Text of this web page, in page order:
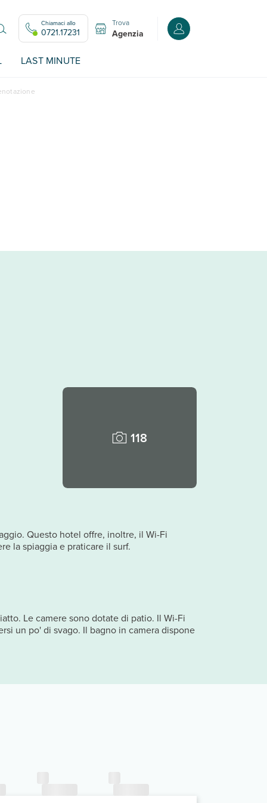
Chiamaci allo
0721.17231
Trova
Agenzia Accedi o registrati
LAST MINUTE
118
Questo hotel offre, inoltre, il Wi-Fi
la spiaggia e praticare il surf.
Le camere sono dotate di patio. Il Wi-Fi
un po' di svago. Il bagno in camera dispone